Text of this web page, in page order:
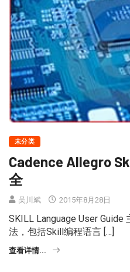
未分类
Cadence Allegro
全
吴川斌 2015年8月28日
SKILL Language User Guide
法，包括Skill编程语言 […]
查看详情...